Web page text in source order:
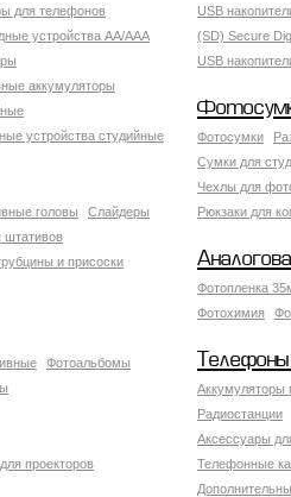
для телефонов
устройства AA/AAA
аккумуляторы
устройства студийные
USB
(SD) Secure
USB
Фотосумки
Сумки для
Чехлы для
Рюкзаки для
головы
Слайдеры
штативов
и присоски
Фотопленка
Фотохимия
Фотоальбомы
Аккумуляторы
Радиостанции
Аксессуары
Телефонные
проекторов